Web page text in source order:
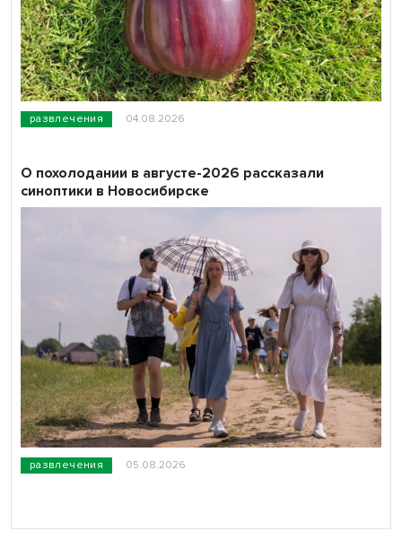
развлечения 04.08.2026
развлечения 05.08.2026
О похолодании в августе-2026 рассказали
синоптики в Новосибирске